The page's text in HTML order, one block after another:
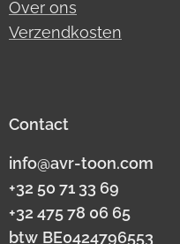
Over ons
Verzendkosten
Contact
info@avr-toon.com
+32 50 71 33 69
+32 475 78 06 65
btw BE0424796553